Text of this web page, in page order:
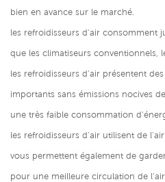
bien en avance sur le marché.
les refroidisseurs d'air consomment
que les climatiseurs conventionnels,
les refroidisseurs d'air présentent
importants sans émissions nocives
une très faible consommation
les refroidisseurs d'air utilisent de
vous permettent également de
pour une meilleure circulation de